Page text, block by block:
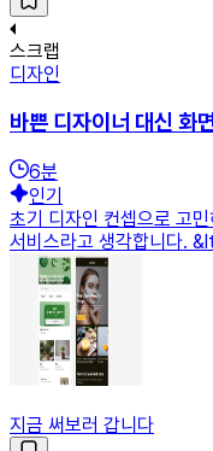
스크랩
디자인
바쁜 디자이너 대신 화
6분
인기
초기 디자인 컨셉으로 고
서비스라고 생각합니다.
지금 써보러 갑니다